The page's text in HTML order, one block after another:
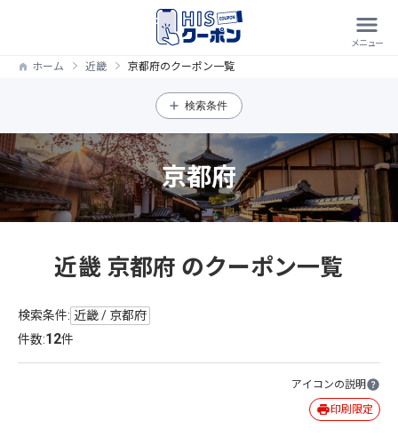
ホーム 近畿 京都府のクーポン一覧
検索条件
京都府
近畿 京都府 のクーポン一覧
検索条件: 近畿 / 京都府
件数:12件
アイコンの説明
印刷限定